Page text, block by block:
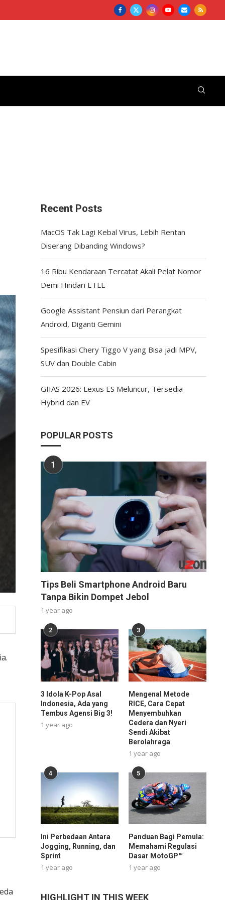
Recent Posts
MacOS Tak Lagi Kebal Virus, Lebih Rentan
Diserang Dibanding Windows?
16 Ribu Kendaraan Tercatat Akali Pelat Nomor
Demi Hindari ETLE
Google Assistant Pensiun dari Perangkat
Android, Diganti Gemini
Spesifikasi Chery Tiggo V yang Bisa jadi MPV,
SUV dan Double Cabin
GIIAS 2026: Lexus ES Meluncur, Tersedia
Hybrid dan EV
POPULAR POSTS
1
Tips Beli Smartphone Android Baru
Tanpa Bikin Dompet Jebol
1 year ago
2
3 Idola K-Pop Asal
Indonesia, Ada yang
Tembus Agensi Big 3!
1 year ago
3
Mengenal Metode
RICE, Cara Cepat
Menyembuhkan
Cedera dan Nyeri
Sendi Akibat
Berolahraga
1 year ago
4
Ini Perbedaan Antara
Jogging, Running, dan
Sprint
1 year ago
5
Panduan Bagi Pemula:
Memahami Regulasi
Dasar MotoGP™
1 year ago
HIGHLIGHT IN THIS WEEK